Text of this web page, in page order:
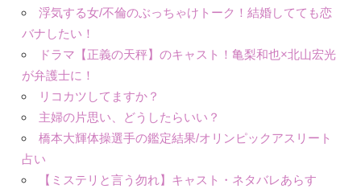
浮気する女/不倫のぶっちゃけトーク！結婚してても恋
バナしたい！
ドラマ【正義の天秤】のキャスト！亀梨和也×北山宏光
が弁護士に！
リコカツしてますか？
主婦の片思い、どうしたらいい？
橋本大輝体操選手の鑑定結果/オリンピックアスリート
占い
【ミステリと言う勿れ】キャスト・ネタバレあらす